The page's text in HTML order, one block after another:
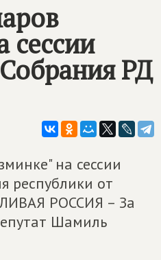
сессии
РД
на сессии
республики от
РОССИЯ – За
Шамиль